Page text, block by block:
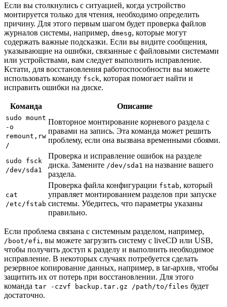
Если вы столкнулись с ситуацией, когда устройство
монтируется только для чтения, необходимо определить
причину. Для этого первым шагом будет проверка файлов
журналов системы, например, dmesg, которые могут
содержать важные подсказки. Если вы видите сообщения,
указывающие на ошибки, связанные с файловыми системами
или устройствами, вам следует выполнить исправление.
Кстати, для восстановления работоспособности вы можете
использовать команду fsck, которая помогает найти и
исправить ошибки на диске.
Команда Описание
sudo mount
-o
remount,rw
/
Повторное монтирование корневого раздела с
правами на запись. Эта команда может решить
проблему, если она вызвана временными сбоями.
sudo fsck
/dev/sda1
Проверка и исправление ошибок на разделе
диска. Замените /dev/sda1 на название вашего
раздела.
cat
/etc/fstab
Проверка файла конфигурации fstab, который
управляет монтированием разделов при запуске
системы. Убедитесь, что параметры указаны
правильно.
Если проблема связана с системным разделом, например,
/boot/efi , вы можете загрузить систему с liveCD или USB,
чтобы получить доступ к разделу и выполнить необходимое
исправление. В некоторых случаях потребуется сделать
резервное копирование данных, например, в tar-архив, чтобы
защитить их от потерь при восстановлении. Для этого
команда tar -czvf backup.tar.gz /path/to/files будет
достаточно.